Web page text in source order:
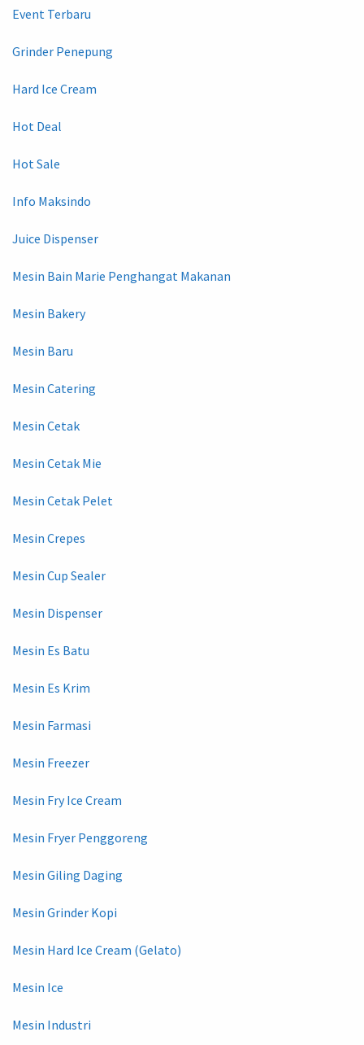
Event Terbaru
Grinder Penepung
Hard Ice Cream
Hot Deal
Hot Sale
Info Maksindo
Juice Dispenser
Mesin Bain Marie Penghangat Makanan
Mesin Bakery
Mesin Baru
Mesin Catering
Mesin Cetak
Mesin Cetak Mie
Mesin Cetak Pelet
Mesin Crepes
Mesin Cup Sealer
Mesin Dispenser
Mesin Es Batu
Mesin Es Krim
Mesin Farmasi
Mesin Freezer
Mesin Fry Ice Cream
Mesin Fryer Penggoreng
Mesin Giling Daging
Mesin Grinder Kopi
Mesin Hard Ice Cream (Gelato)
Mesin Ice
Mesin Industri